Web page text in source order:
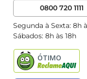
0800 720 1111
Segunda à Sexta: 8h
Sábados: 8h às 18h